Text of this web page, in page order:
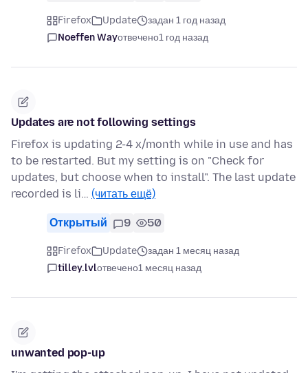
Firefox Update
задан 1 год назад
Noeffen Wayотвечено1 год назад
Updates are not following settings
Firefox is updating 2-4 x/month while in use and has
to be restarted. But my setting is on "Check for
updates, but choose when to install". The last update
recorded is li… (читать ещё)
Открытый 9 50
Firefox Update
задан 1 месяц назад
tilley.lvlотвечено1 месяц назад
unwanted pop-up